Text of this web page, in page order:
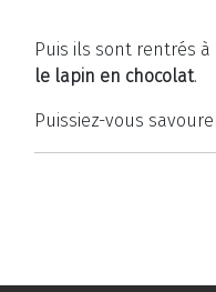
Puis ils sont rentrés
le lapin en chocolat.
Puissiez-vous